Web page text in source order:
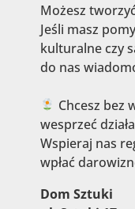
Możesz
Jeśli masz
kulturalne czy
do nas
Chcesz bez
wesprzeć
Wspieraj nas
wpłać
Dom Sztuki